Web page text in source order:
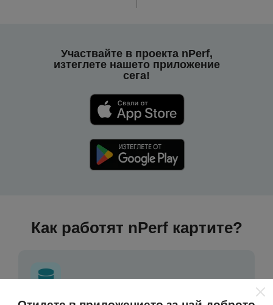
Участвайте в проекта nPerf,
изтеглете нашето приложение
сега!
Как работят nPerf картите?